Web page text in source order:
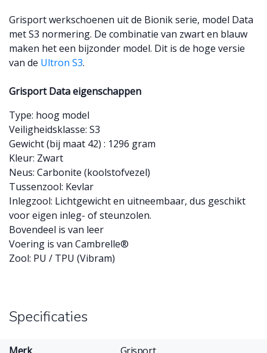
Grisport werkschoenen uit de Bionik serie, model Data
met S3 normering. De combinatie van zwart en blauw
maken het een bijzonder model. Dit is de hoge versie
van de Ultron S3.
Grisport Data eigenschappen
Type: hoog model
Veiligheidsklasse: S3
Gewicht (bij maat 42) : 1296 gram
Kleur: Zwart
Neus: Carbonite (koolstofvezel)
Tussenzool: Kevlar
Inlegzool: Lichtgewicht en uitneembaar, dus geschikt
voor eigen inleg- of steunzolen.
Bovendeel is van leer
Voering is van Cambrelle®
Zool: PU / TPU (Vibram)
Specificaties